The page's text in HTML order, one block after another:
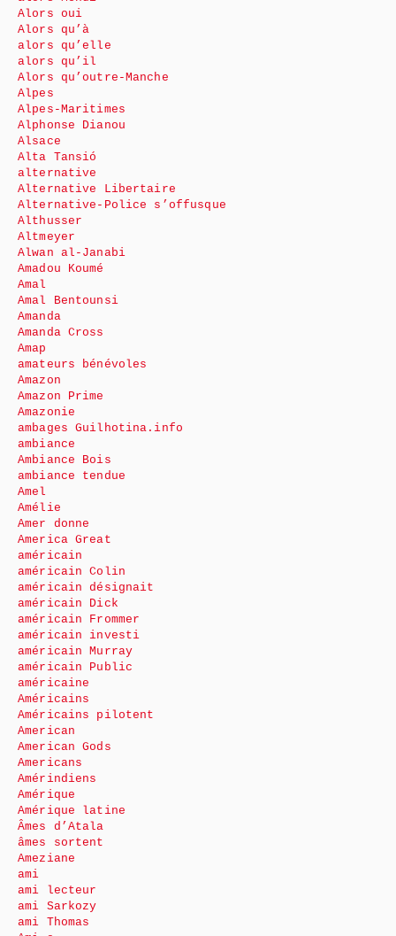
Alors oui
Alors qu’à
alors qu’elle
alors qu’il
Alors qu’outre-Manche
Alpes
Alpes-Maritimes
Alphonse Dianou
Alsace
Alta Tansió
alternative
Alternative Libertaire
Alternative-Police s’offusque
Althusser
Altmeyer
Alwan al-Janabi
Amadou Koumé
Amal
Amal Bentounsi
Amanda
Amanda Cross
Amap
amateurs bénévoles
Amazon
Amazon Prime
Amazonie
ambages Guilhotina.info
ambiance
Ambiance Bois
ambiance tendue
Amel
Amélie
Amer donne
America Great
américain
américain Colin
américain désignait
américain Dick
américain Frommer
américain investi
américain Murray
américain Public
américaine
Américains
Américains pilotent
American
American Gods
Americans
Amérindiens
Amérique
Amérique latine
Âmes d’Atala
âmes sortent
Ameziane
ami
ami lecteur
ami Sarkozy
ami Thomas